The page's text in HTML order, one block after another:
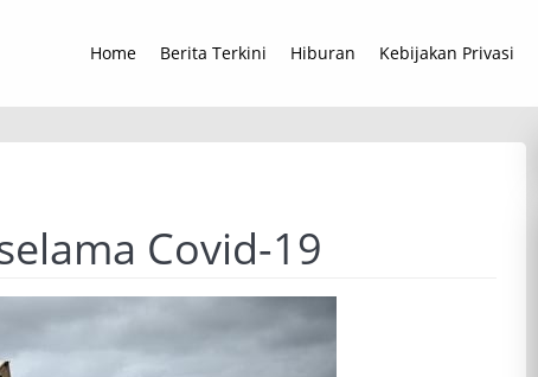
Home Berita Terkini Hiburan Kebijakan Privasi
Covid-19